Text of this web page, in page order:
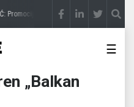
Promocija potencijal pretvara u destinaciju
☰
„Balkan